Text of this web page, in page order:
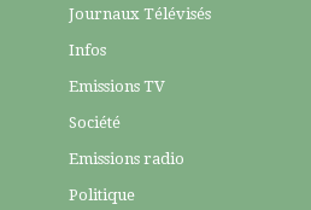
Journaux Télévisés
Infos
Emissions TV
Société
Emissions radio
Politique